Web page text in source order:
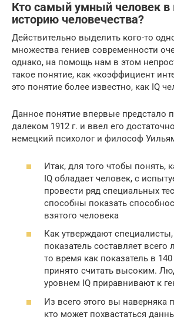
Кто самый умный человек в
историю человечества?
Действительно выделить кого-то
множества гениев современности
однако, на помощь нам в этом
такое понятие, как «коэффициент
это понятие более известно, как IQ
Данное понятие впервые предстало
далеком 1912 г. и ввел его
немецкий психолог и философ
Итак, для того чтобы понять,
IQ обладает человек, с
провести ряд специальных
способны показать
взятого человека
Как утверждают
показатель составляет
то время как показатель в
принято считать высоким.
уровнем IQ приравнивают к
Из всего этого вы наверняка
кто может похвастаться